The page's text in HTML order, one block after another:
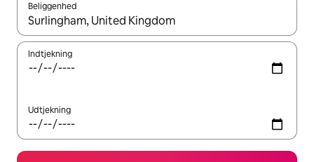
Beliggenhed
Når resultaterne er tilgængelige, skal du navigere med
Indtjekning
Udtjekning